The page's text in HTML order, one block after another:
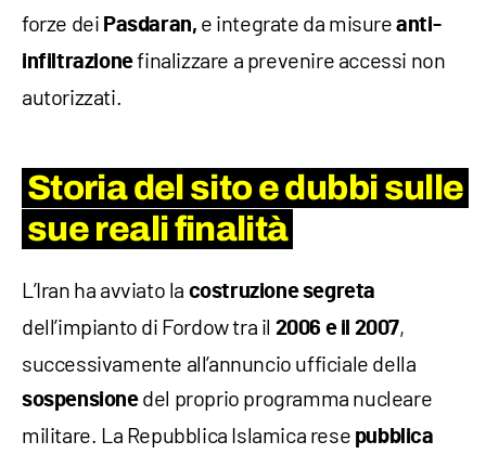
forze dei Pasdaran, e integrate da misureanti-
infiltrazionefinalizzare a prevenire accessi non
autorizzati.
Storia del sito e dubbi sulle
sue reali finalità
L’Iran ha avviato la costruzione segreta
dell’impianto di Fordow tra il 2006 e il 2007,
successivamente all’annuncio ufficiale della
sospensionedel proprio programma nucleare
militare. La Repubblica Islamica rese pubblica